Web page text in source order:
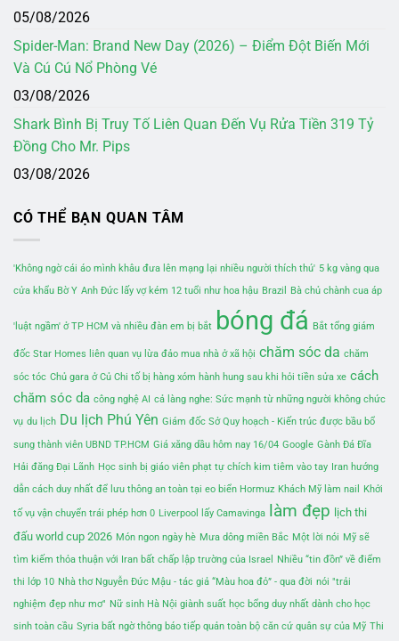
05/08/2026
Spider-Man: Brand New Day (2026) – Điểm Đột Biến Mới
Và Cú Cú Nổ Phòng Vé
03/08/2026
Shark Bình Bị Truy Tố Liên Quan Đến Vụ Rửa Tiền 319 Tỷ
Đồng Cho Mr. Pips
03/08/2026
CÓ THỂ BẠN QUAN TÂM
'Không ngờ cái áo mình khâu đưa lên mạng lại nhiều người thích thú' 5 kg vàng qua
cửa khẩu Bờ Y Anh Đức lấy vợ kém 12 tuổi như hoa hậu Brazil Bà chủ chành cua áp
'luật ngầm' ở TP HCM và nhiều đàn em bị bắt bóng đá Bắt tổng giám
đốc Star Homes liên quan vụ lừa đảo mua nhà ở xã hội chăm sóc da chăm
sóc tóc Chủ gara ở Củ Chi tố bị hàng xóm hành hung sau khi hỏi tiền sửa xe cách
chăm sóc da công nghệ AI cả làng nghe: Sức mạnh từ những người không chức
vụ du lịch Du lịch Phú Yên Giám đốc Sở Quy hoạch - Kiến trúc được bầu bổ
sung thành viên UBND TP.HCM Giá xăng dầu hôm nay 16/04 Google Gành Đá Đĩa
Hải đăng Đại Lãnh Học sinh bị giáo viên phạt tự chích kim tiêm vào tay Iran hướng
dẫn cách duy nhất để lưu thông an toàn tại eo biển Hormuz Khách Mỹ làm nail Khởi
tố vụ vận chuyển trái phép hơn 0 Liverpool lấy Camavinga làm đẹp lịch thi
đấu world cup 2026 Món ngon ngày hè Mưa dông miền Bắc Một lời nói Mỹ sẽ
tìm kiếm thỏa thuận với Iran bất chấp lập trường của Israel
Nhiều “tin đồn” về điểm
thi lớp 10 Nhà thơ Nguyễn Đức Mậu - tác giả “Màu hoa đỏ” - qua đời nói "trải
nghiệm đẹp như mơ" Nữ sinh Hà Nội giành suất học bổng duy nhất dành cho học
sinh toàn cầu Syria bất ngờ thông báo tiếp quản toàn bộ căn cứ quân sự của Mỹ Thi